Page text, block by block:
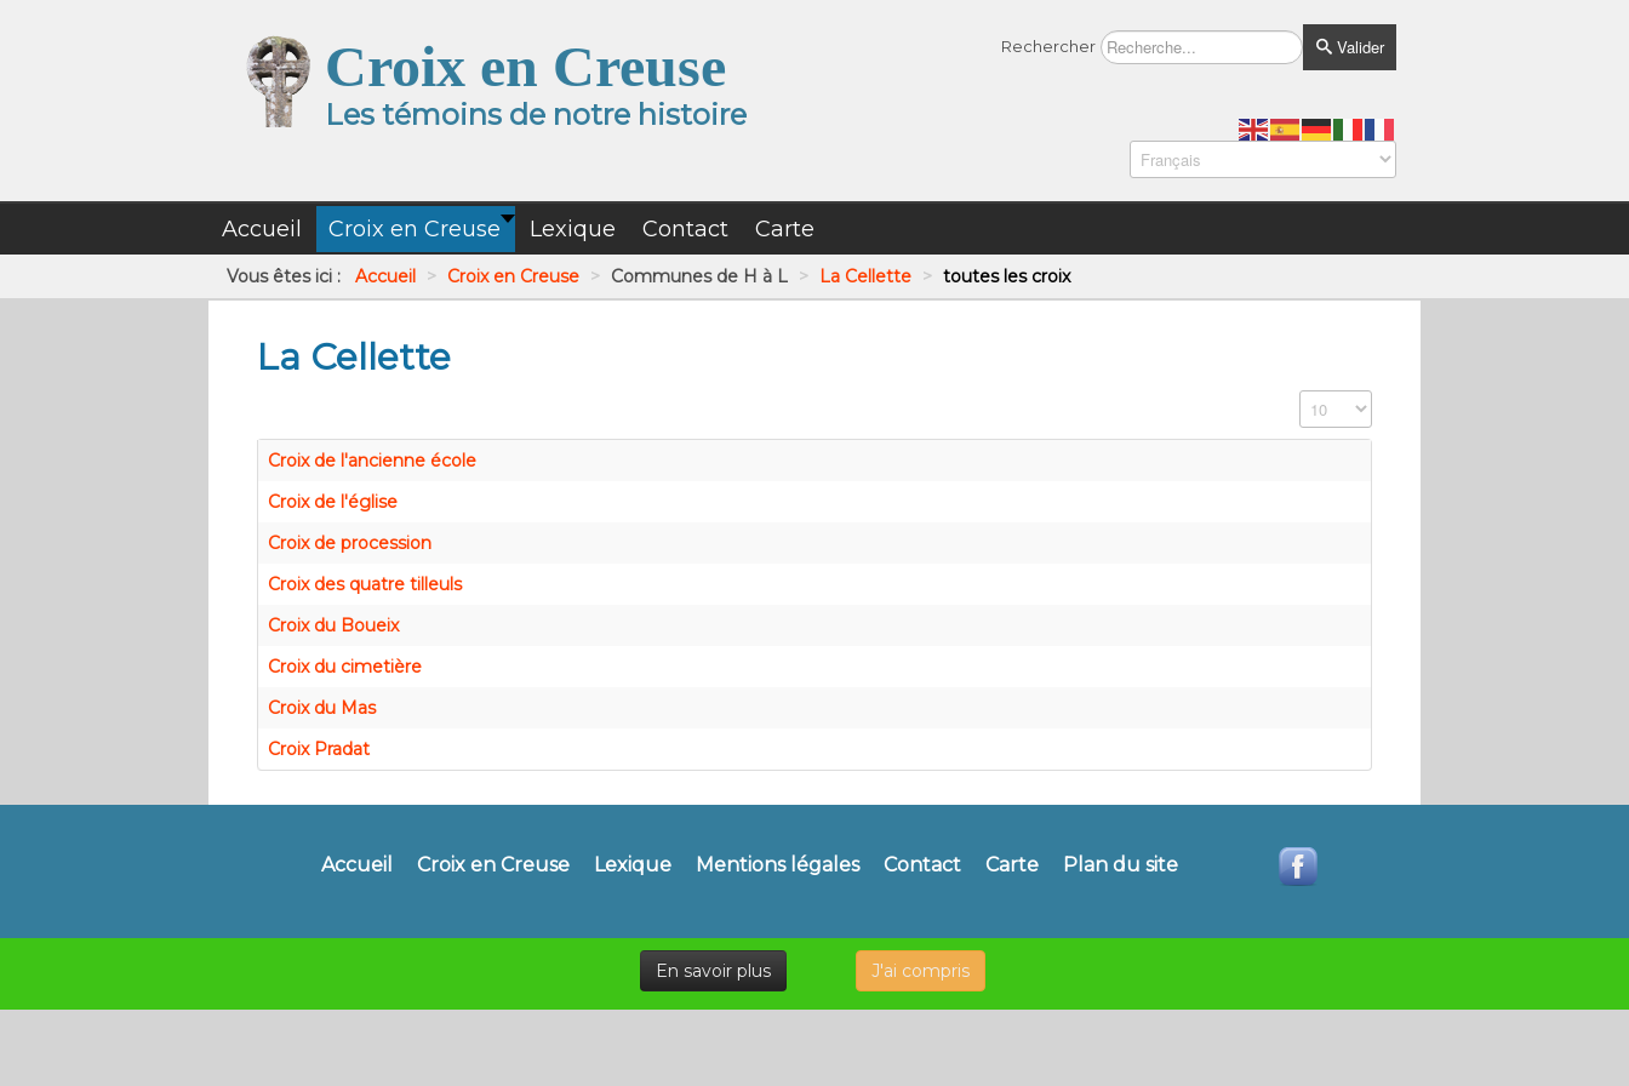
Croix en Creuse
Les témoins de notre histoire
Rechercher Valider
Accueil Croix en Creuse Lexique Contact Carte
Vous êtes ici : Accueil > Croix en Creuse > Communes de H à L > La Cellette > toutes les croix
La Cellette
Affichage #
Croix de l'ancienne école
Croix de l'église
Croix de procession
Croix des quatre tilleuls
Croix du Boueix
Croix du cimetière
Croix du Mas
Croix Pradat
Accueil Croix en Creuse Lexique Mentions légales Contact Carte Plan du site
En savoir plus J'ai compris